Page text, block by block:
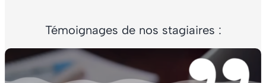
Témoignages de nos stagiaires :